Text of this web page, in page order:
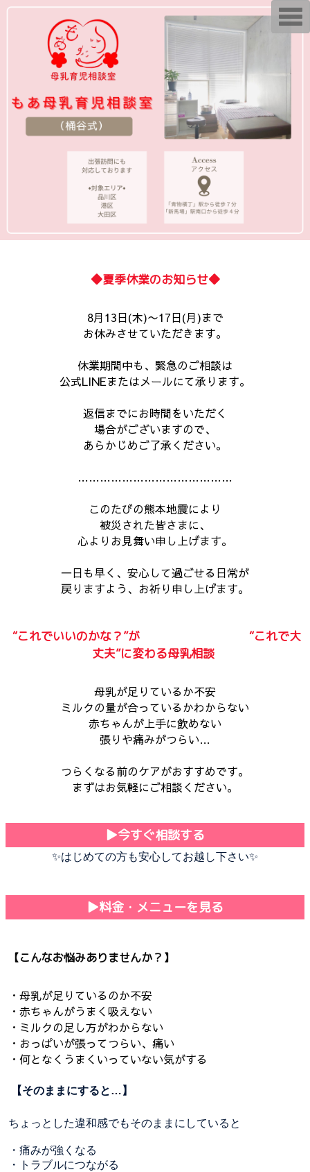
◆夏季休業のお知らせ◆
8月13日(木)〜17日(月)まで
お休みさせていただきます。
休業期間中も、緊急のご相談は
公式LINEまたはメールにて承ります。
返信までにお時間をいただく
場合がございますので、
あらかじめご了承ください。
……………………………………
このたびの熊本地震により
被災された皆さまに、
心よりお見舞い申し上げます。
一日も早く、安心して過ごせる日常が
戻りますよう、お祈り申し上げます。
“これでいいのかな？”が “これで大
丈夫”に変わる母乳相談
母乳が足りているか不安
ミルクの量が合っているかわからない
赤ちゃんが上手に飲めない
張りや痛みがつらい…
つらくなる前のケアがおすすめです。
まずはお気軽にご相談ください。
▶︎今すぐ相談する
✨はじめての方も安心してお越し下さい✨
▶︎料金・メニューを見る
【こんなお悩みありませんか？】
・母乳が足りているのか不安
・赤ちゃんがうまく吸えない
・ミルクの足し方がわからない
・おっぱいが張ってつらい、痛い
・何となくうまくいっていない気がする
【そのままにすると…】
ちょっとした違和感でもそのままにしていると
・痛みが強くなる
・トラブルにつながる
T
o
g
n
a
t